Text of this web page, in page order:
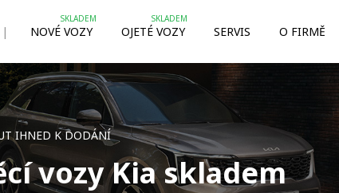
| NOVÉ VOZY OJETÉ VOZY SERVIS O FIRMĚ
IHNED K DODÁNÍ
vozy Kia skladem